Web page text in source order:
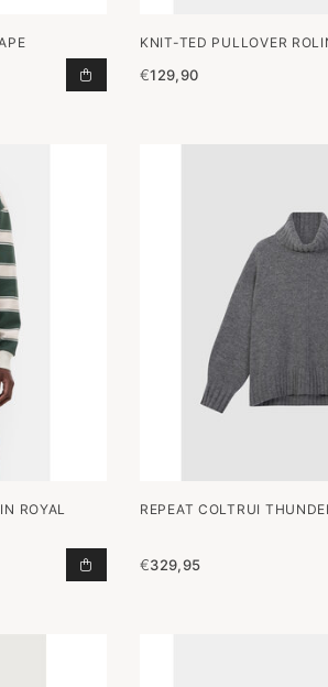
WINKELWAGENTRUI 66.168 GRAPE
KNIT-TED PULLOVER
€129,90
ROYAL
STRIPED RUGBY SHIRT IN
REPEAT COLTRUI
€329,95